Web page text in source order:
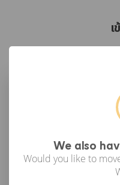
We also
Would you like to
เ
เข้า